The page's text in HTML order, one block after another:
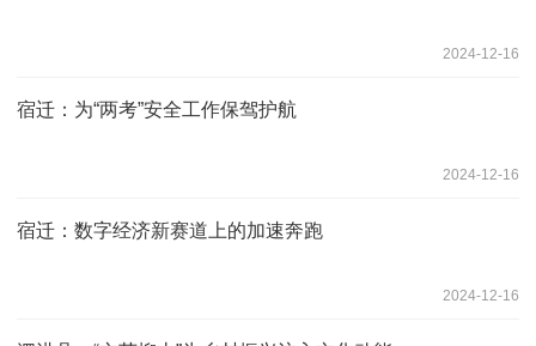
2024-12-16
宿迁：为“两考”安全工作保驾护航
2024-12-16
宿迁：数字经济新赛道上的加速奔跑
2024-12-16